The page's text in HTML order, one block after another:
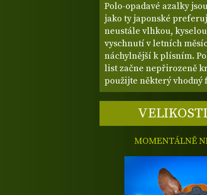
Polo-opadavé azalky
jako ty japonské
neustále vlhkou,
vyschnutí v letních
náchylnější k plísním.
list začne nepřirozeně
použijte některý vhodný
MOMENTÁLNĚ